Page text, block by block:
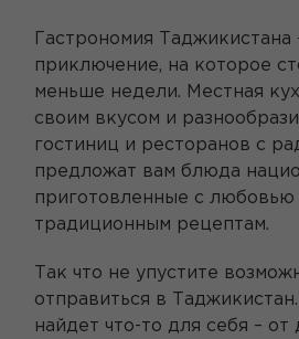
Гастрономия Таджикистана
приключение, на которое
меньше недели. Местная
своим вкусом и
гостиниц и ресторанов с
предложат вам блюда
приготовленные с любовью
традиционным рецептам.
Так что не упустите
отправиться в
найдет что-то для себя –